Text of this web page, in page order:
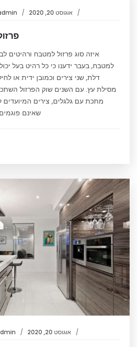
אוגוסט 20, 2020
איזה סוג פרזול למטבח ורהיטים
למטבח, בעבר ידענו כי כל רהיט בעל
דלת, שני צירים וכמובן ידית או
מסילת עץ. עם השנים שוק הפרזול
מתכת עם גלגלים, צירים המיועדים
שאינם
אוגוסט 20, 2020